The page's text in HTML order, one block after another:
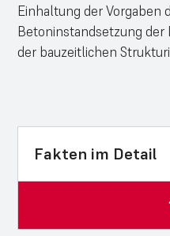
Einhaltung der Vorgaben
Betoninstandsetzung
der bauzeitlichen
Fakten im Detail